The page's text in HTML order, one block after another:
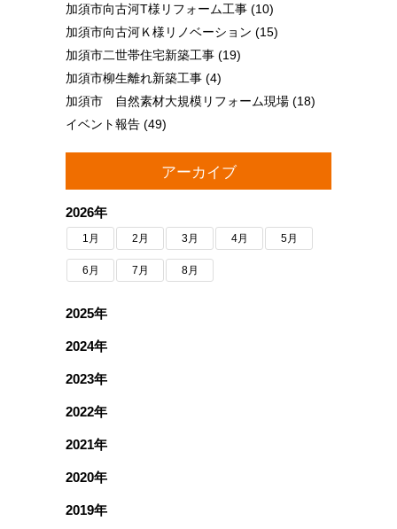
加須市向古河T様リフォーム工事 (10)
加須市向古河Ｋ様リノベーション (15)
加須市二世帯住宅新築工事 (19)
加須市柳生離れ新築工事 (4)
加須市 自然素材大規模リフォーム現場 (18)
イベント報告 (49)
アーカイブ
2026年
1月 2月 3月 4月 5月
6月 7月 8月
2025年
2024年
2023年
2022年
2021年
2020年
2019年